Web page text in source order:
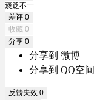
褒贬不一
差评 0
收藏 0
分享 0
分享到 微博
分享到 QQ空间
反馈失效 0